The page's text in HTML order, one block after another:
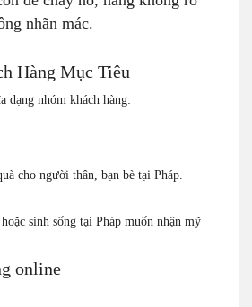
nhãn mác.
Hàng Mục Tiêu
dạng nhóm khách hàng:
cho người thân, bạn bè tại Pháp.
sinh sống tại Pháp muốn nhận mỹ
online